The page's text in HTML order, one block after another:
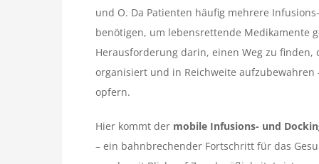
und O. Da Patienten häufig mehrere
benötigen, um lebensrettende Medikamente
Herausforderung darin, einen Weg zu finden,
organisiert und in Reichweite aufzubewahren
opfern.
Hier kommt der mobile Infusions- und
– ein bahnbrechender Fortschritt für das